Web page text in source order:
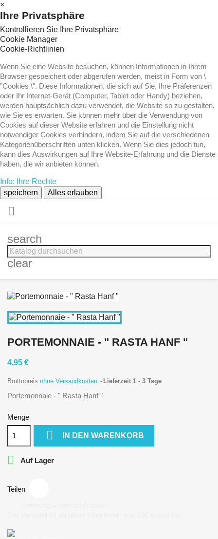
×
Ihre Privatsphäre
Kontrollieren Sie Ihre Privatsphäre
Cookie Manager
Cookie-Richtlinien
Wenn Sie eine Website besuchen, können Informationen in Ihrem
Browser gespeichert oder abgerufen werden, meist in Form von \
"Cookies \". Diese Informationen, die sich auf Sie, Ihre Präferenzen
oder Ihr Internet-Gerät (Computer, Tablet oder Handy) beziehen,
werden hauptsächlich dazu verwendet, die Website so zu gestalten,
wie Sie es erwarten. Sie können mehr über die Verwendung von
Cookies auf dieser Website erfahren und die Einstellung nicht
notwendiger Cookies verhindern, indem Sie auf die verschiedenen
Kategorienüberschriften unten klicken. Wenn Sie dies jedoch tun,
kann dies Auswirkungen auf Ihre Website-Erfahrung und die Dienste
haben, die wir anbieten können.
Info: Ihre Rechte
speichern
Alles erlauben

search
clear
PORTEMONNAIE - " RASTA HANF "
4,95 €
Bruttopreis ohne Versandkosten Lieferzeit 1 - 3 Tage
Portemonnaie - " Rasta Hanf "
Menge
 IN DEN WARENKORB
 Auf Lager
Teilen